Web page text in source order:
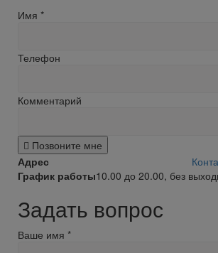
Имя *
Телефон
Комментарий
Позвоните мне
Адрес
График работы10.00 до 20.00, без
Задать вопрос
Ваше имя *